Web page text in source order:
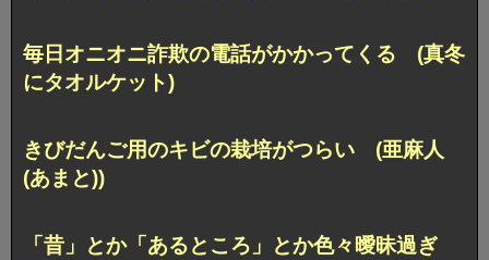
毎日オニオニ詐欺の電話がかかってくる (真冬
にタオルケット)
きびだんご用のキビの栽培がつらい (亜麻人
(あまと))
「昔」とか「あるところ」とか色々曖昧過ぎ